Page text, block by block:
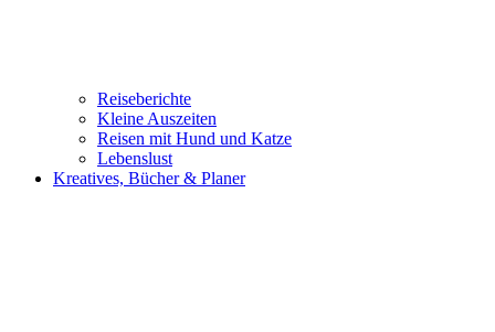
Reiseberichte
Kleine Auszeiten
Reisen mit Hund und Katze
Lebenslust
Kreatives, Bücher & Planer